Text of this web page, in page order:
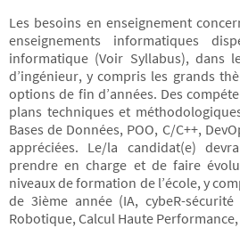
Les besoins en enseignement
enseignements informatiques
informatique (Voir Syllabus), dans
d’ingénieur, y compris les grands
options de fin d’années. Des
plans techniques et
Bases de Données, POO, C/C++,
appréciées. Le/la candidat(e)
prendre en charge et de faire
niveaux de formation de l’école, y
de 3ième année (IA, cybeR-
Robotique, Calcul Haute